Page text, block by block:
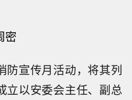
密
防宣传月活动，将其列
立以安委会主任、副总